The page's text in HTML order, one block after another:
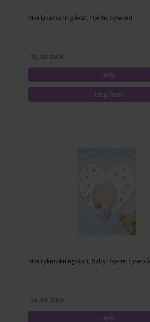
Mini lykønskningskort, Hjerte, Lyserød
19,95 DKK
Mini Lykønskningskort, Baby i hjerte, Lyseblå
14,95 DKK